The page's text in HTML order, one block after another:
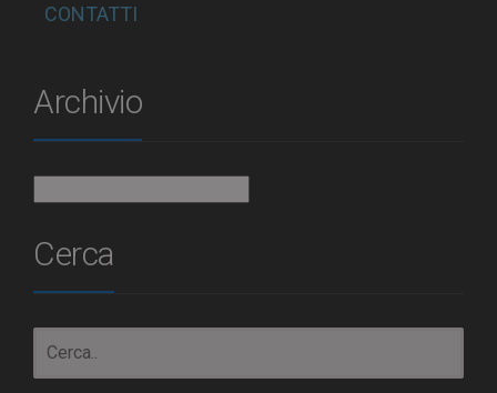
CONTATTI
Archivio
Cerca